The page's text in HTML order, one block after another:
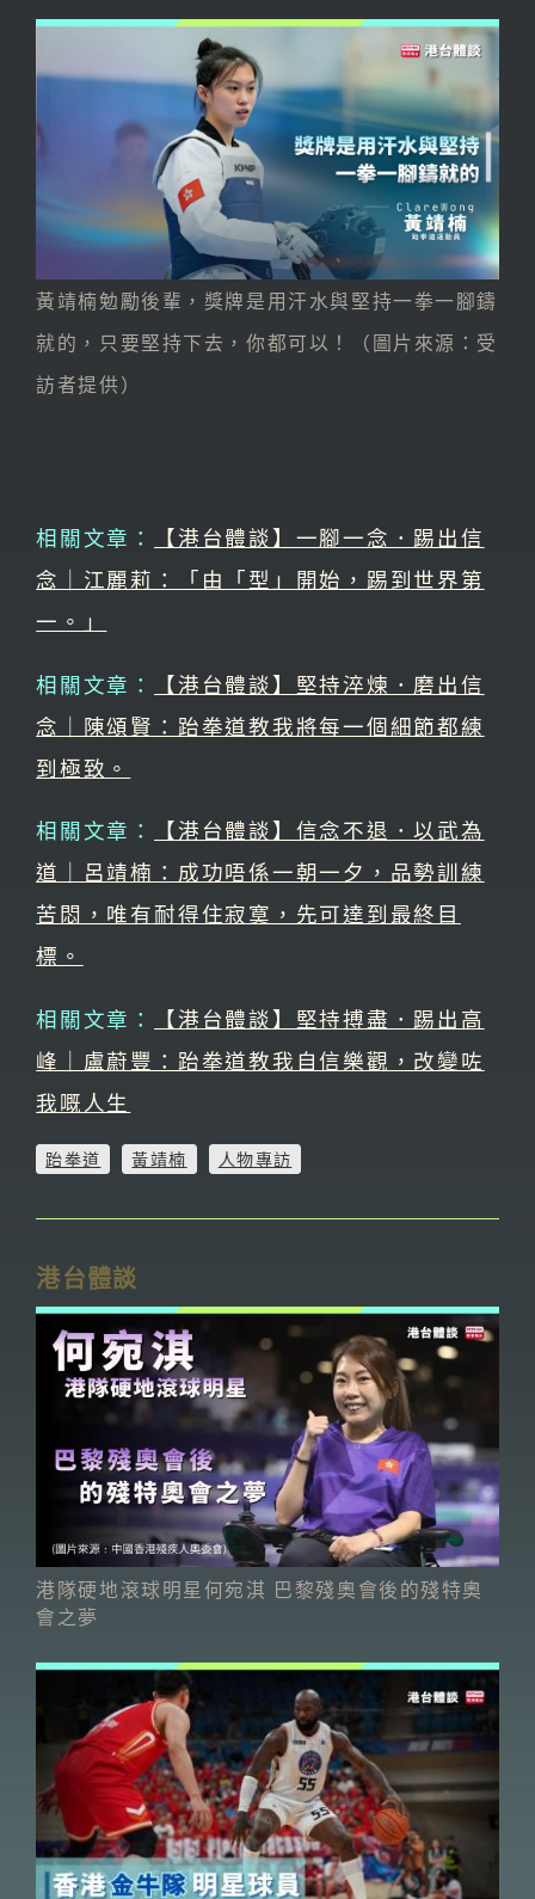
黃靖楠勉勵後輩，獎牌是用汗水與堅持一拳一腳鑄
就的，只要堅持下去，你都可以！（圖片來源：受
訪者提供）
相關文章：
【港台體談】一腳一念．踢出信
念｜江麗莉：「由「型」開始，踢到世界第
一。」
相關文章：
【港台體談】堅持淬煉．磨出信
念｜陳頌賢：跆拳道教我將每一個細節都練
到極致。
相關文章：
【港台體談】信念不退．以武為
道｜呂靖楠：成功唔係一朝一夕，品勢訓練
苦悶，唯有耐得住寂寞，先可達到最終目
標。
相關文章：
【港台體談】堅持搏盡．踢出高
峰｜盧蔚豐：跆拳道教我自信樂觀，改變咗
我嘅人生
跆拳道 黃靖楠 人物專訪
港台體談
港隊硬地滾球明星何宛淇 巴黎殘奧會後的殘特奧
會之夢